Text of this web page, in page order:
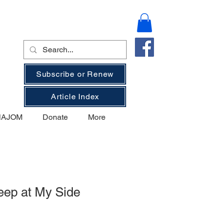
Subscribe or Renew
Article Index
Donate More
at My Side